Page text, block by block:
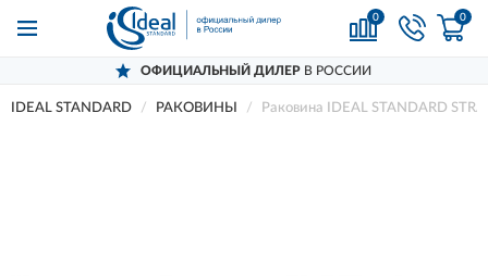
0 0
ОФИЦИАЛЬНЫЙ ДИЛЕРВ РОССИИ
IDEAL STANDARD РАКОВИНЫ Раковина IDEAL STANDARD